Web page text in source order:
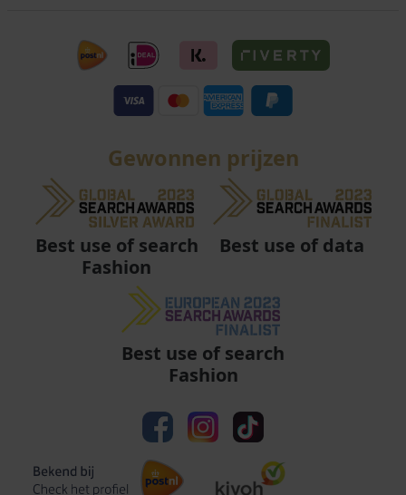
Gewonnen prijzen
Best use of search
Fashion
Best use of data
Best use of search
Fashion